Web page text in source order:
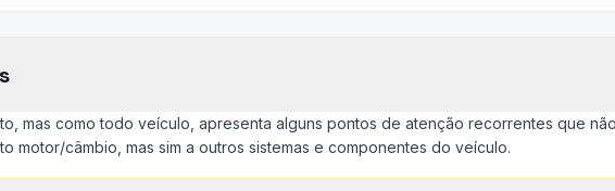
mas como todo veículo, apresenta alguns pontos de atenção recorrentes que
motor/câmbio, mas sim a outros sistemas e componentes do veículo.